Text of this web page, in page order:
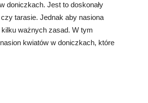
doniczkach. Jest to doskonały
tarasie. Jednak aby nasiona
kilku ważnych zasad. W tym
kwiatów w doniczkach, które